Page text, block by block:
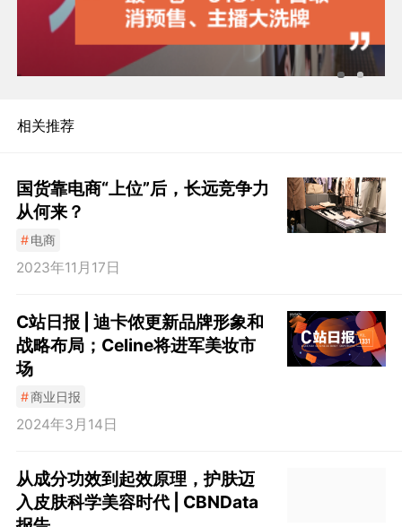
相关推荐
国货靠电商“上位”后，长远竞争力
从何来？
#电商
2023年11月17日
C站日报 | 迪卡侬更新品牌形象和
战略布局；Celine将进军美妆市
场
#商业日报
2024年3月14日
从成分功效到起效原理，护肤迈
入皮肤科学美容时代 | CBNData